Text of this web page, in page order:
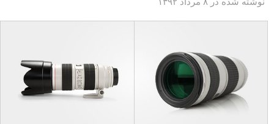
نتیجه را بگیرید؛ این وسایل شامل یک لنز ماکروست که برای گرفتن عکس
های کلوزآپ طراحی شده است. شما ابزار های دیگری نظیر سه پایه و
رفلکتور را مفید خواهید یافت.